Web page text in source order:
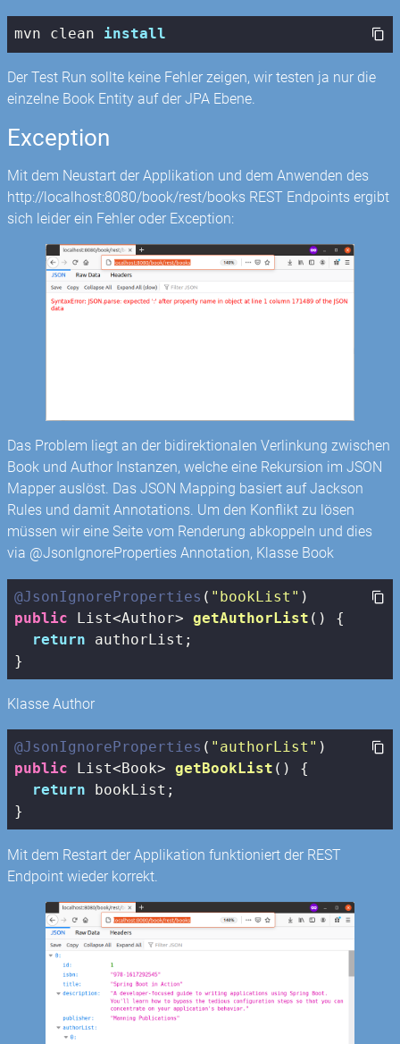
mvn clean install
Der Test Run sollte keine Fehler zeigen, wir testen ja nur die
einzelne Book Entity auf der JPA Ebene.
Exception
Mit dem Neustart der Applikation und dem Anwenden des
http://localhost:8080/book/rest/books REST Endpoints ergibt
sich leider ein Fehler oder Exception:
Das Problem liegt an der bidirektionalen Verlinkung zwischen
Book und Author Instanzen, welche eine Rekursion im JSON
Mapper auslöst. Das JSON Mapping basiert auf Jackson
Rules und damit Annotations. Um den Konflikt zu lösen
müssen wir eine Seite vom Renderung abkoppeln und dies
via @JsonIgnoreProperties Annotation, Klasse Book
@JsonIgnoreProperties ( "bookList"
public List<Author> getAuthorList ()
{
return authorList;
}
Klasse Author
@JsonIgnoreProperties ( "authorList"
public List<Book> getBookList ()
{
return bookList;
}
Mit dem Restart der Applikation funktioniert der REST
Endpoint wieder korrekt.